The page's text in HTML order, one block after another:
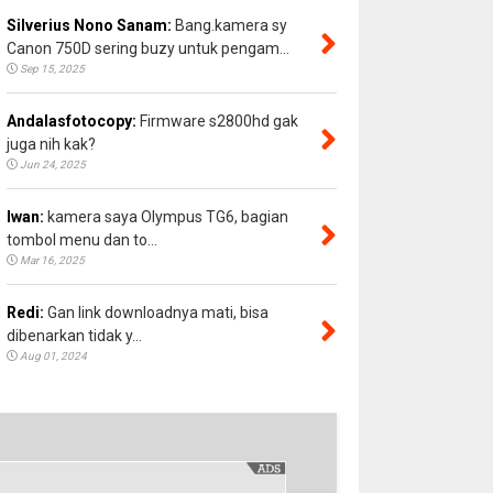
Silverius Nono Sanam: Bang.kamera sy
Canon 750D sering buzy untuk pengam...
Sep 15, 2025
Andalasfotocopy: Firmware s2800hd gak
juga nih kak?
Jun 24, 2025
Iwan: kamera saya Olympus TG6, bagian
tombol menu dan to...
Mar 16, 2025
Redi: Gan link downloadnya mati, bisa
dibenarkan tidak y...
Aug 01, 2024